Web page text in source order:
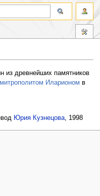
из древнейших памятников
митрополитом Иларионом в
Юрия Кузнецова , 1998